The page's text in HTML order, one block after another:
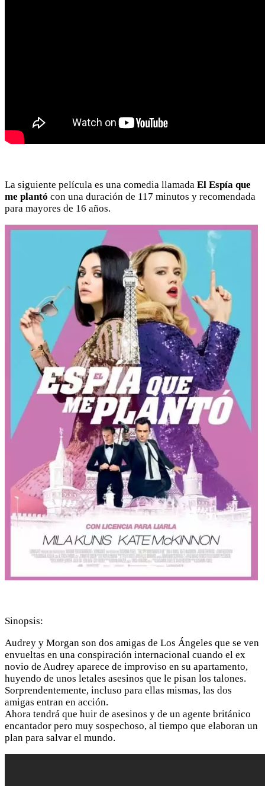
La siguiente película es una comedia llamada El Espía que
me plantó con una duración de 117 minutos y recomendada
para mayores de 16 años.
Sinopsis:
Audrey y Morgan son dos amigas de Los Ángeles que se ven
envueltas en una conspiración internacional cuando el ex
novio de Audrey aparece de improviso en su apartamento,
huyendo de unos letales asesinos que le pisan los talones.
Sorprendentemente, incluso para ellas mismas, las dos
amigas entran en acción.
Ahora tendrá que huir de asesinos y de un agente británico
encantador pero muy sospechoso, al tiempo que elaboran un
plan para salvar el mundo.